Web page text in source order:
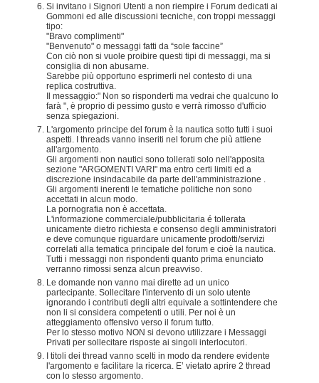
Si invitano i Signori Utenti a non riempire i Forum dedicati ai
Gommoni ed alle discussioni tecniche, con troppi messaggi
tipo:
"Bravo complimenti"
"Benvenuto" o messaggi fatti da “sole faccine”
Con ciò non si vuole proibire questi tipi di messaggi, ma si
consiglia di non abusarne.
Sarebbe più opportuno esprimerli nel contesto di una
replica costruttiva.
Il messaggio:" Non so risponderti ma vedrai che qualcuno lo
farà ", è proprio di pessimo gusto e verrà rimosso d'ufficio
senza spiegazioni.
L'argomento principe del forum è la nautica sotto tutti i suoi
aspetti. I threads vanno inseriti nel forum che più attiene
all'argomento.
Gli argomenti non nautici sono tollerati solo nell'apposita
sezione "ARGOMENTI VARI" ma entro certi limiti ed a
discrezione insindacabile da parte dell'amministrazione .
Gli argomenti inerenti le tematiche politiche non sono
accettati in alcun modo.
La pornografia non è accettata.
L'informazione commerciale/pubblicitaria é tollerata
unicamente dietro richiesta e consenso degli amministratori
e deve comunque riguardare unicamente prodotti/servizi
correlati alla tematica principale del forum e cioè la nautica.
Tutti i messaggi non rispondenti quanto prima enunciato
verranno rimossi senza alcun preavviso.
Le domande non vanno mai dirette ad un unico
partecipante. Sollecitare l'intervento di un solo utente
ignorando i contributi degli altri equivale a sottintendere che
non li si considera competenti o utili. Per noi è un
atteggiamento offensivo verso il forum tutto.
Per lo stesso motivo NON si devono utilizzare i Messaggi
Privati per sollecitare risposte ai singoli interlocutori.
I titoli dei thread vanno scelti in modo da rendere evidente
l'argomento e facilitare la ricerca. E’ vietato aprire 2 thread
con lo stesso argomento.